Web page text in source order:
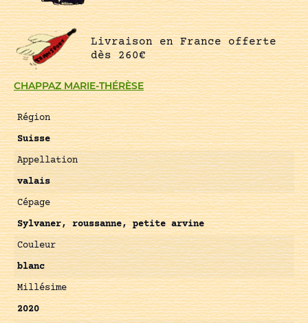
CHAPPAZ MARIE-THÉRÈSE
Région
Suisse
Appellation
valais
Cépage
Sylvaner, roussanne, petite arvine
Couleur
blanc
Millésime
2020
Livraison en France offerte
dès 260€